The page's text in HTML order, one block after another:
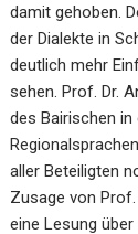
damit gehoben.
der Dialekte in
deutlich mehr
sehen. Prof. Dr.
des Bairischen
aller Beteiligten
Zusage von Prof.
eine Lesung